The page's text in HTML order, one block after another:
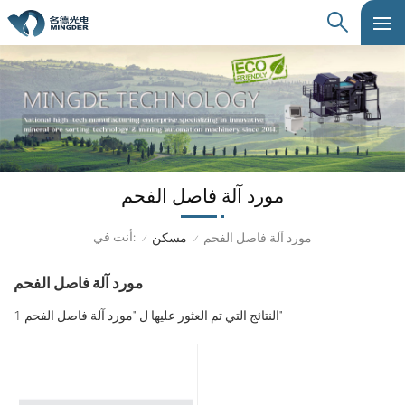
مورد آلة فاصل الفحم
أنت في: / مسكن / مورد آلة فاصل الفحم
مورد آلة فاصل الفحم
1 النتائج التي تم العثور عليها ل "مورد آلة فاصل الفحم"